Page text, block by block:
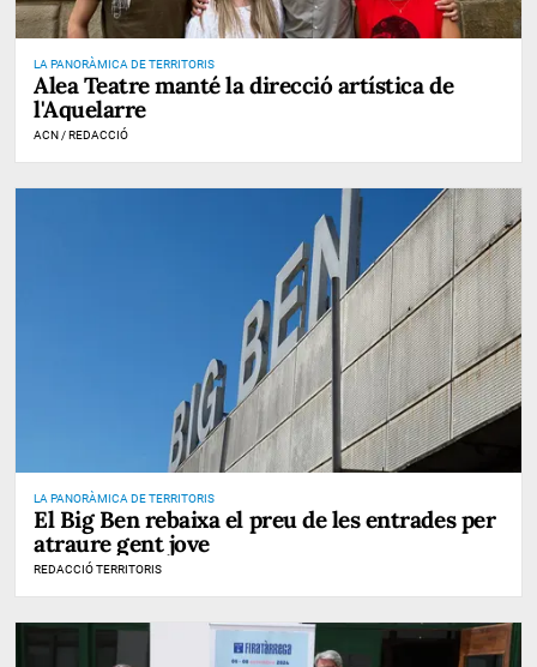
LA PANORÀMICA DE TERRITORIS
Alea Teatre manté la direcció artística de
l'Aquelarre
ACN / REDACCIÓ
LA PANORÀMICA DE TERRITORIS
El Big Ben rebaixa el preu de les entrades per
atraure gent jove
REDACCIÓ TERRITORIS